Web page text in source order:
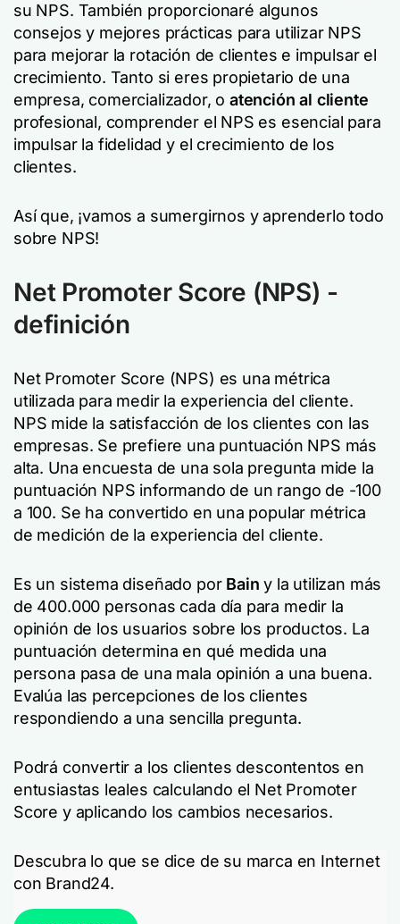
su NPS. También proporcionaré algunos
consejos y mejores prácticas para utilizar NPS
para mejorar la rotación de clientes e impulsar el
crecimiento. Tanto si eres propietario de una
empresa, comercializador, o atención al cliente
profesional, comprender el NPS es esencial para
impulsar la fidelidad y el crecimiento de los
clientes.
Así que, ¡vamos a sumergirnos y aprenderlo todo
sobre NPS!
Net Promoter Score (NPS) -
definición
Net Promoter Score (NPS) es una métrica
utilizada para medir la experiencia del cliente.
NPS mide la satisfacción de los clientes con las
empresas. Se prefiere una puntuación NPS más
alta. Una encuesta de una sola pregunta mide la
puntuación NPS informando de un rango de -100
a 100. Se ha convertido en una popular métrica
de medición de la experiencia del cliente.
Es un sistema diseñado por Bain y la utilizan más
de 400.000 personas cada día para medir la
opinión de los usuarios sobre los productos. La
puntuación determina en qué medida una
persona pasa de una mala opinión a una buena.
Evalúa las percepciones de los clientes
respondiendo a una sencilla pregunta.
Podrá convertir a los clientes descontentos en
entusiastas leales calculando el Net Promoter
Score y aplicando los cambios necesarios.
Descubra lo que se dice de su marca en Internet
con Brand24.